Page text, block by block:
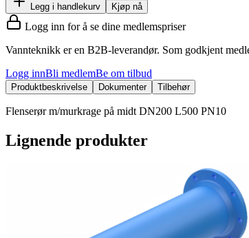
Legg i handlekurv Kjøp nå
Logg inn for å se dine medlemspriser
Vannteknikk er en B2B-leverandør. Som godkjent
Logg innBli medlemBe om tilbud
Produktbeskrivelse Dokumenter Tilbehør
Flenserør m/murkrage på midt DN200 L500 PN10
Lignende produkter